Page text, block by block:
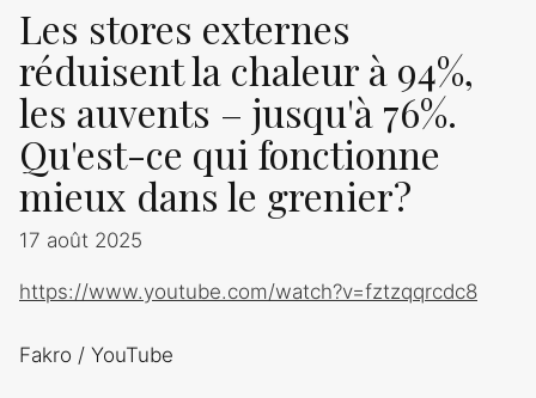
Les stores externes
réduisent la chaleur à 94%,
les auvents – jusqu'à 76%.
Qu'est-ce qui fonctionne
mieux dans le grenier?
17 août 2025
https://www.youtube.com/watch?v=fztzqqrcdc8
Fakro / YouTube